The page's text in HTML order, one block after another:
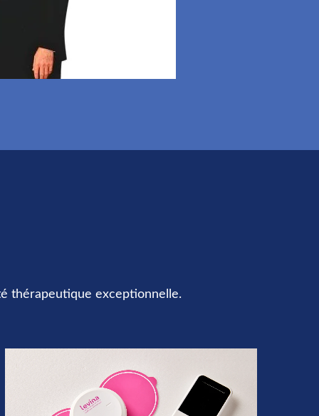
thérapeutique exceptionnelle.